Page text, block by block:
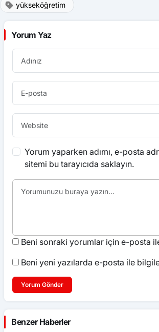
yükseköğretim
Yorum Yaz
Yorum yaparken adımı, e-posta
sitemi bu tarayıcıda saklayın.
Beni sonraki yorumlar için e-posta
Beni yeni yazılarda e-posta ile
Yorum Gönder
Benzer Haberler